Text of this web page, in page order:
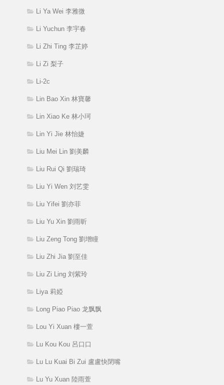
Li Ya Wei 李雅微
Li Yuchun 李宇春
Li Zhi Ting 李芷婷
Li Zi 梨子
Li-2c
Lin Bao Xin 林寶馨
Lin Xiao Ke 林小珂
Lin Yi Jie 林怡婕
Liu Mei Lin 劉美麟
Liu Rui Qi 劉瑞琦
Liu Yi Wen 刘艺雯
Liu Yifei 劉亦菲
Liu Yu Xin 劉雨昕
Liu Zeng Tong 劉增瞳
Liu Zhi Jia 劉至佳
Liu Zi Ling 刘紫玲
Liya 莉婭
Long Piao Piao 龙飘飘
Lou Yi Xuan 樓一萱
Lu Kou Kou 呂口口
Lu Lu Kuai Bi Zui 盧盧快閉嘴
Lu Yu Xuan 陸雨萱